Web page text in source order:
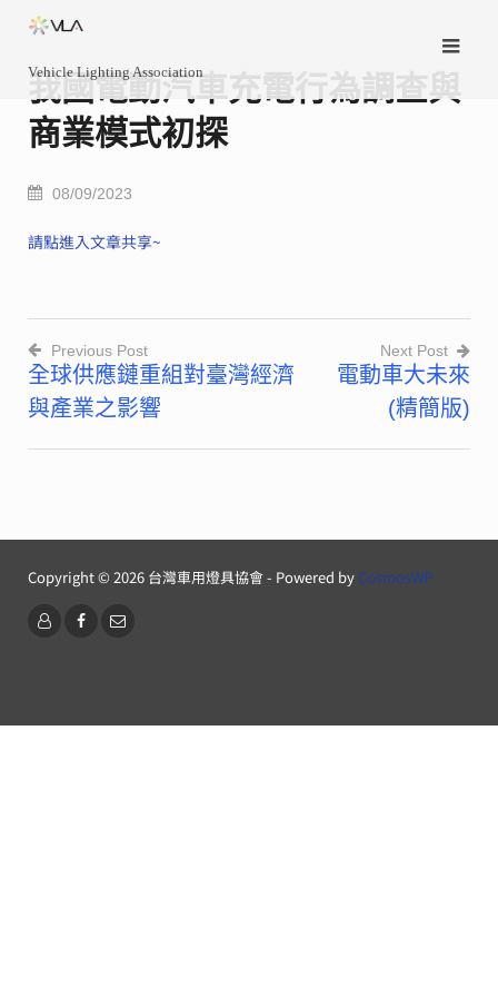
contentVehicle Lighting Association
我國電動汽車充電行為調查與
商業模式初探
08/09/2023
請點進入文章共享~
文
Previous Post
全球供應鏈重組對臺灣經濟
與產業之影響
Next Post
電動車大未來
(精簡版)
Copyright © 2026 台灣車用燈具協會 - Powered by CosmosWP